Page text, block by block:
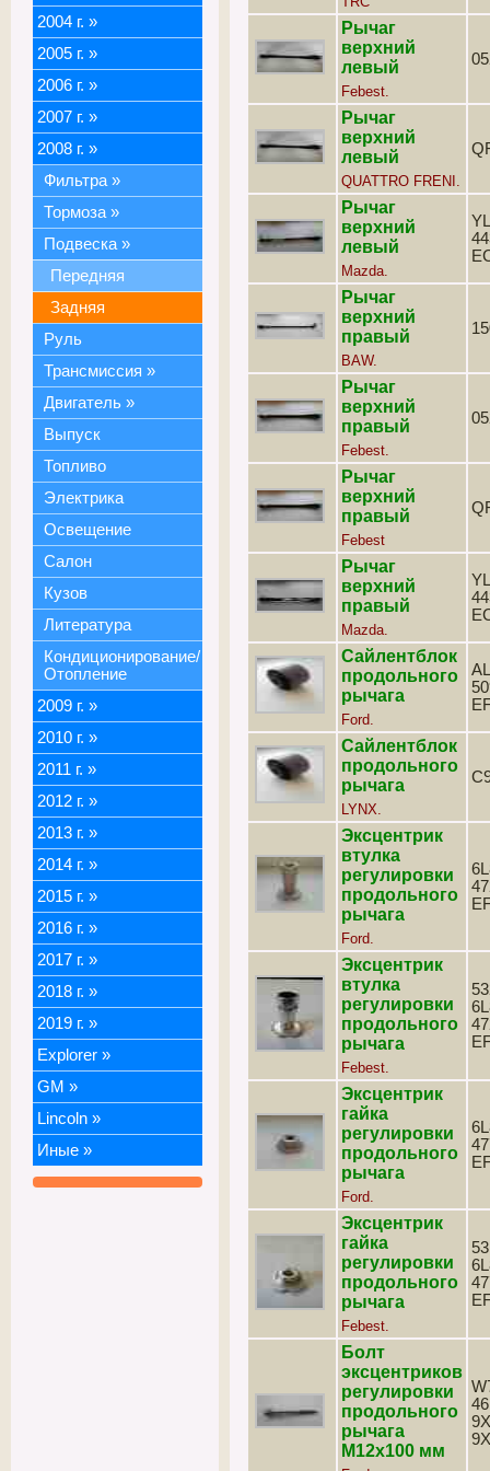
2004 г. »
2005 г. »
2006 г. »
2007 г. »
2008 г. »
Фильтра »
Тормоза »
Подвеска »
Передняя
Задняя
Руль
Трансмиссия »
Двигатель »
Выпуск
Топливо
Электрика
Освещение
Салон
Кузов
Литература
Кондиционирование/
Отопление
2009 г. »
2010 г. »
2011 г. »
2012 г. »
2013 г. »
2014 г. »
2015 г. »
2016 г. »
2017 г. »
2018 г. »
2019 г. »
Explorer »
GM »
Lincoln »
Иные »
Рычаг
верхний
левый
Febest.
Рычаг
верхний
левый
QUATTRO FRENI.
Рычаг
верхний
левый
Mazda.
Рычаг
верхний
правый
BAW.
Рычаг
верхний
правый
Febest.
Рычаг
верхний
правый
Febest
Рычаг
верхний
правый
Mazda.
Сайлентблок
продольного
рычага
Ford.
Сайлентблок
продольного
рычага
LYNX.
Эксцентрик
втулка
регулировки
продольного
рычага
Ford.
Эксцентрик
втулка
регулировки
продольного
рычага
Febest.
Эксцентрик
гайка
регулировки
продольного
рычага
Ford.
Эксцентрик
гайка
регулировки
продольного
рычага
Febest.
Болт
эксцентриков
регулировки
продольного
рычага
М12х100 мм